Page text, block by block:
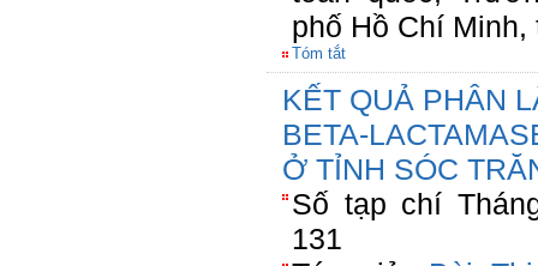
phố Hồ Chí Minh,
Tóm tắt
KẾT QUẢ PHÂN
BETA-
Ở TỈNH SÓC
Số tạp chí
131